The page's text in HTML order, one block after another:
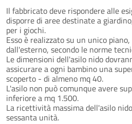
Il fabbricato deve rispondere alle
disporre di aree destinate a
per i giochi.
Esso è realizzato su un unico
dall'esterno, secondo le norme
Le dimensioni dell'asilo nido
assicurare a ogni bambino una
scoperto - di almeno mq 40.
L'asilo non può comunque avere
inferiore a mq 1.500.
La ricettività massima dell'asilo
sessanta unità.